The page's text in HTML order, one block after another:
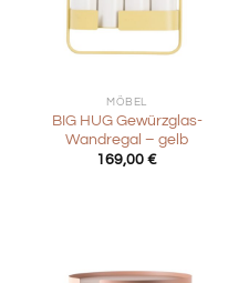
MÖBEL
BIG HUG Gewürzglas-
Wandregal – gelb
169,00 €